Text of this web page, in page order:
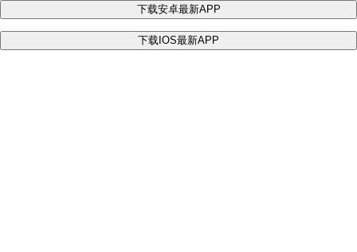
下载安卓最新APP
下载IOS最新APP